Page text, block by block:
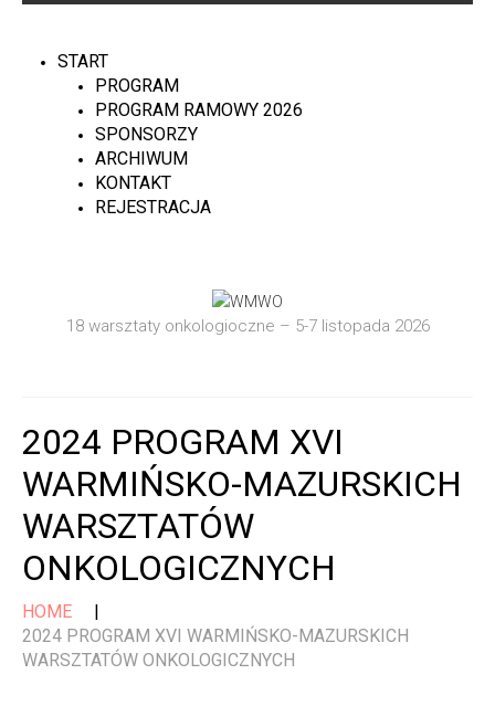
START
PROGRAM
PROGRAM RAMOWY 2026
SPONSORZY
ARCHIWUM
KONTAKT
REJESTRACJA
18 warsztaty onkologioczne – 5-7 listopada 2026
2024 PROGRAM XVI
WARMIŃSKO-MAZURSKICH
WARSZTATÓW
ONKOLOGICZNYCH
HOME
2024 PROGRAM XVI WARMIŃSKO-MAZURSKICH
WARSZTATÓW ONKOLOGICZNYCH